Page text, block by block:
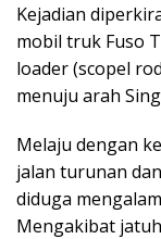
Kejadian
mobil truk Fuso
loader (scopel
menuju arah
Melaju dengan
jalan turunan
diduga
Mengakibat